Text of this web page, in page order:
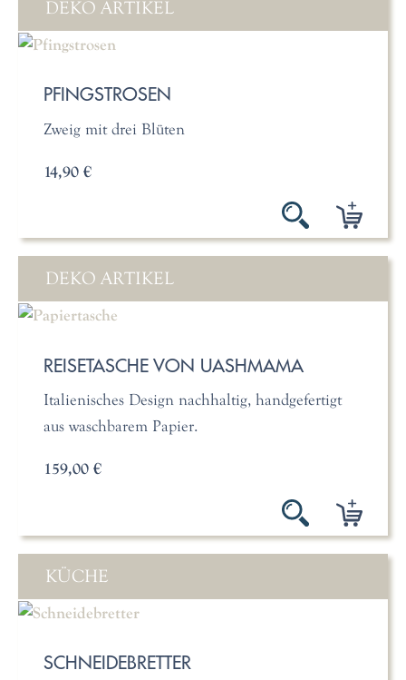
DEKO ARTIKEL
PFINGSTROSEN
Zweig mit drei Blüten
14,90 €
DEKO ARTIKEL
REISETASCHE VON UASHMAMA
Italienisches Design nachhaltig, handgefertigt
aus waschbarem Papier.
159,00 €
KÜCHE
SCHNEIDEBRETTER